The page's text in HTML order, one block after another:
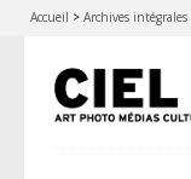
Accueil > Archives intégrales